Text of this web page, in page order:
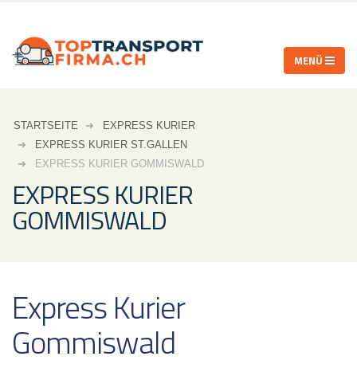
STARTSEITE
EXPRESS KURIER
EXPRESS KURIER ST.GALLEN
EXPRESS KURIER GOMMISWALD
EXPRESS KURIER
GOMMISWALD
Express Kurier
Gommiswald